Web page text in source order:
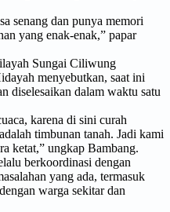
senang dan punya memori
yang enak-enak,” papar
Sungai Ciliwung
menyebutkan, saat ini
diselesaikan dalam waktu satu
karena di sini curah
timbunan tanah. Jadi kami
ketat,” ungkap Bambang.
berkoordinasi dengan
yang ada, termasuk
warga sekitar dan